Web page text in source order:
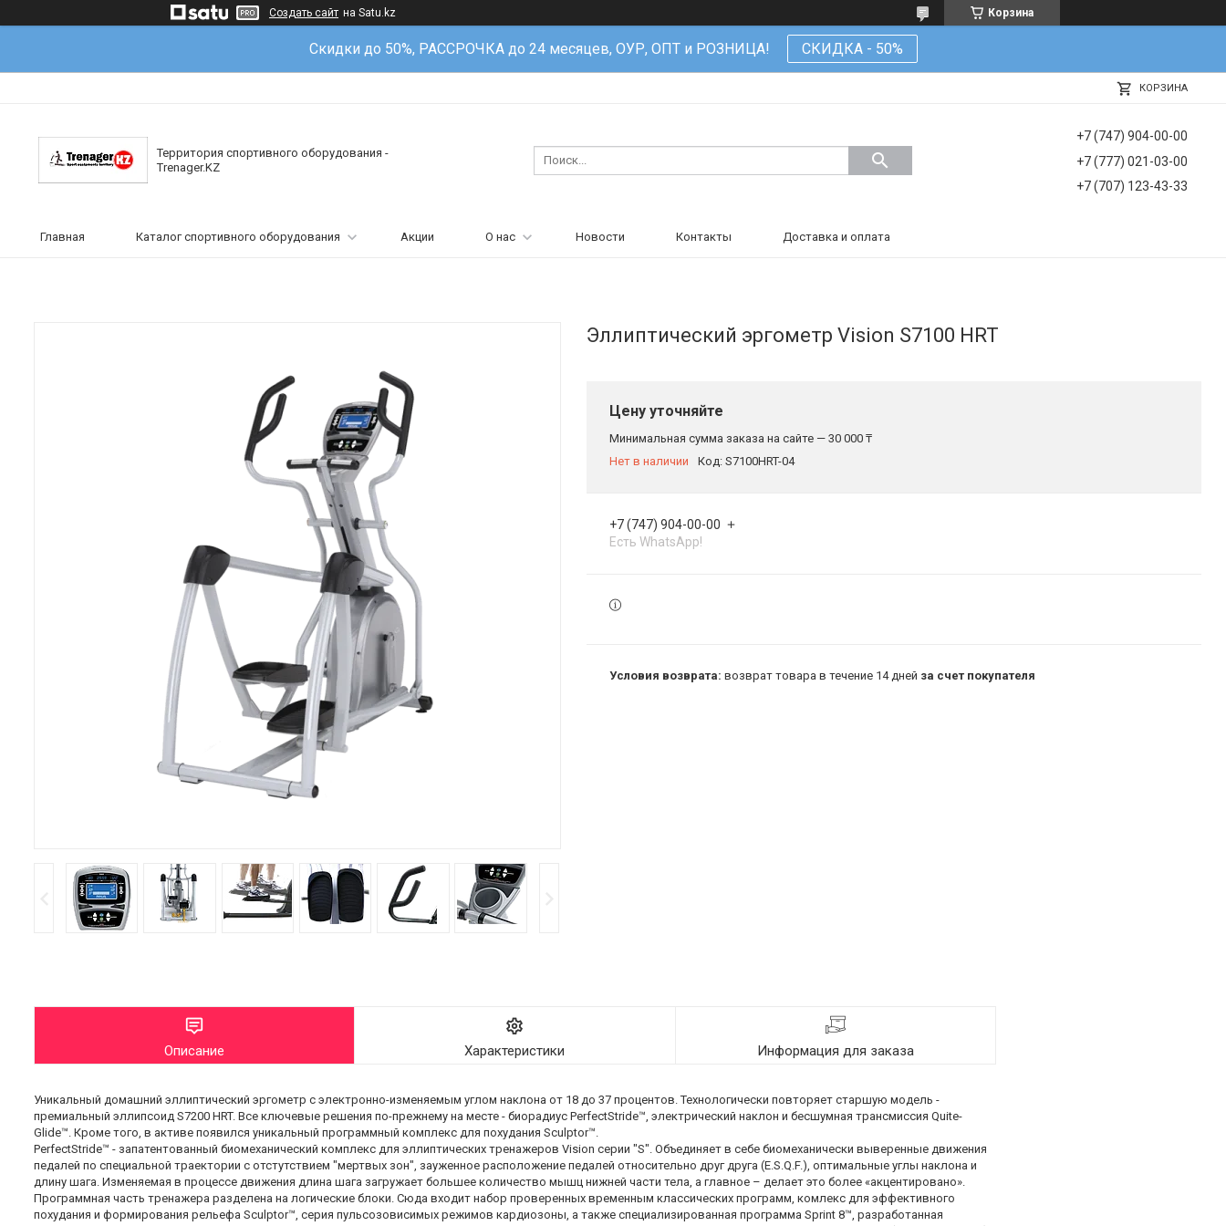
Создать сайт на Satu.kz Корзина
Скидки до 50%, РАССРОЧКА до 24 месяцев, ОУР, ОПТ и РОЗНИЦА! СКИДКА - 50%
КОРЗИНА
Территория спортивного оборудования -
Trenager.KZ
+7 (747) 904-00-00
+7 (777) 021-03-00
+7 (707) 123-43-33
Главная Каталог спортивного оборудования Акции О нас Новости Контакты Доставка и оплата
Эллиптический эргометр Vision S7100 HRT
Цену уточняйте
Минимальная сумма заказа на сайте — 30 000 ₸
Нет в наличии
Код: S7100HRT-04
+7 (747) 904-00-00
Есть WhatsApp!
возврат товара в течение 14 дней за счет покупателя
Описание Характеристики Информация для заказа
Уникальный домашний эллиптический эргометр с электронно-изменяемым углом наклона от 18 до 37 процентов. Технологически повторяет старшую модель -
премиальный эллипсоид S7200 HRT. Все ключевые решения по-прежнему на месте - биорадиус PerfectStride™, электрический наклон и бесшумная трансмиссия Quite-
Glide™. Кроме того, в активе появился уникальный программный комплекс для похудания Sculptor™.
PerfectStride™ - запатентованный биомеханический комплекс для эллиптических тренажеров Vision серии "S". Объединяет в себе биомеханически выверенные движения
педалей по специальной траектории с отстутствием "мертвых зон", зауженное расположение педалей относительно друг друга (E.S.Q.F.), оптимальные углы наклона и
длину шага. Изменяемая в процессе движения длина шага загружает большее количество мышц нижней части тела, а главное – делает это более «акцентировано».
Программная часть тренажера разделена на логические блоки. Сюда входит набор проверенных временным классических программ, комлекс для эффективного
похудания и формирования рельефа Sculptor™, серия пульсозовисимых режимов кардиозоны, а также специализированная программа Sprint 8™, разработанная